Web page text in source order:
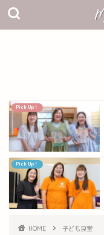
Pick Up！
Pick Up！
HOME 子ども食堂